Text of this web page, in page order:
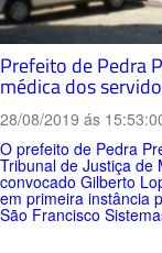
Prefeito de Pedra
médica dos
28/08/2019 ás
O prefeito de Pedra
Tribunal de Justiça de
convocado Gilberto
em primeira instância
São Francisco